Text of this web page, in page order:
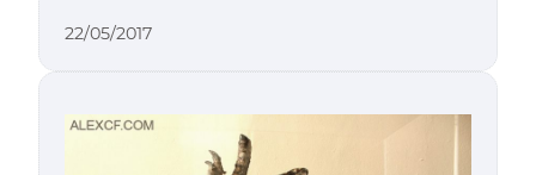
22/05/2017